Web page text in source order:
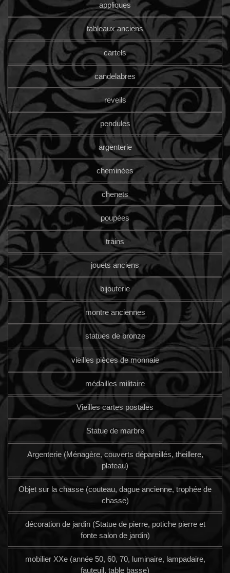
appliques
tableaux anciens
cartels
candelabres
reveils
pendules
argenterie
cheminées
chenets
poupées
trains
jouets anciens
bijouterie
montre anciennes
statues de bronze
vieilles pièces de monnaie
médailles militaire
Vieilles cartes postales
Statue de marbre
Argenterie (Ménagère, couverts dépareillés, theillere,
plateau)
Objet sur la chasse (couteau, dague ancienne, trophée de
chasse)
décoration de jardin (Statue de pierre, potiche pierre et
fonte salon de jardin)
mobilier XXe (année 50, 60, 70, luminaire, lampadaire,
fauteuil, table basse)